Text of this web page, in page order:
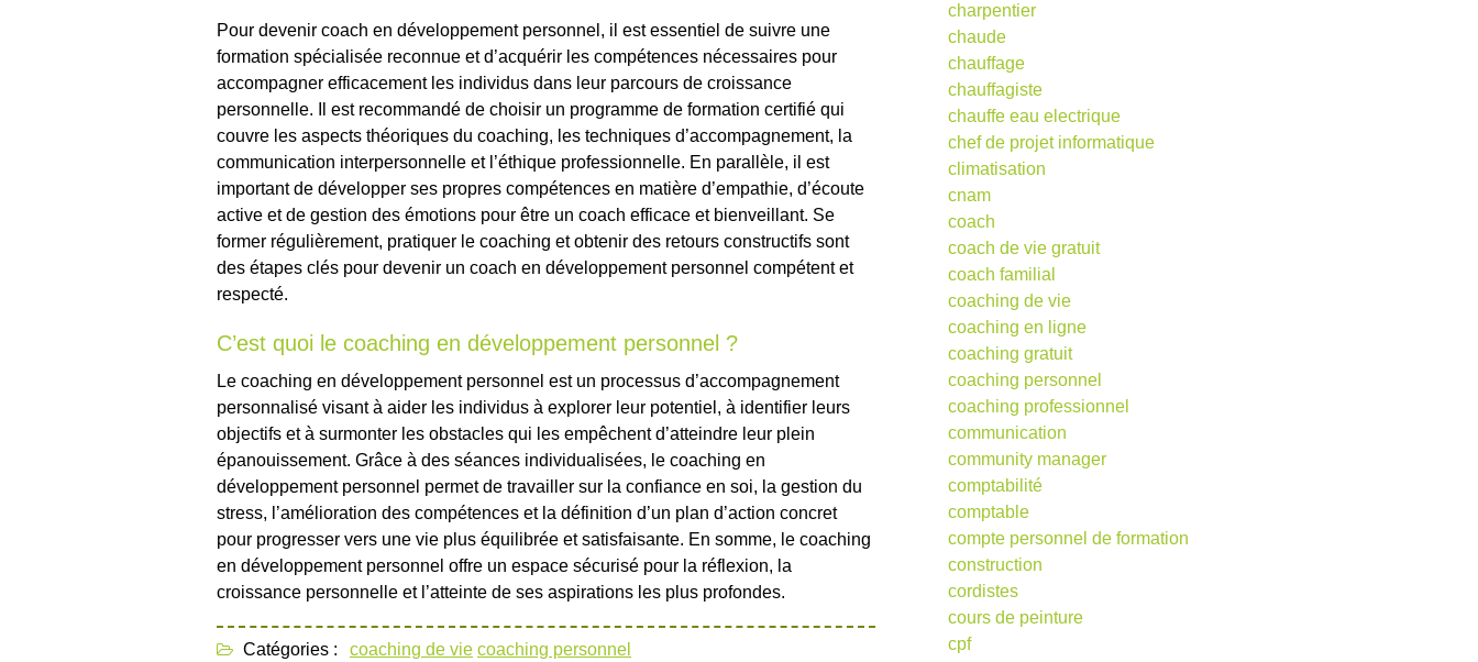
Pour devenir coach en développement personnel, il est essentiel de suivre une
formation spécialisée reconnue et d’acquérir les compétences nécessaires pour
accompagner efficacement les individus dans leur parcours de croissance
personnelle. Il est recommandé de choisir un programme de formation certifié qui
couvre les aspects théoriques du coaching, les techniques d’accompagnement, la
communication interpersonnelle et l’éthique professionnelle. En parallèle, il est
important de développer ses propres compétences en matière d’empathie, d’écoute
active et de gestion des émotions pour être un coach efficace et bienveillant. Se
former régulièrement, pratiquer le coaching et obtenir des retours constructifs sont
des étapes clés pour devenir un coach en développement personnel compétent et
respecté.
C’est quoi le coaching en développement personnel ?
Le coaching en développement personnel est un processus d’accompagnement
personnalisé visant à aider les individus à explorer leur potentiel, à identifier leurs
objectifs et à surmonter les obstacles qui les empêchent d’atteindre leur plein
épanouissement. Grâce à des séances individualisées, le coaching en
développement personnel permet de travailler sur la confiance en soi, la gestion du
stress, l’amélioration des compétences et la définition d’un plan d’action concret
pour progresser vers une vie plus équilibrée et satisfaisante. En somme, le coaching
en développement personnel offre un espace sécurisé pour la réflexion, la
croissance personnelle et l’atteinte de ses aspirations les plus profondes.
Catégories : coaching de vie coaching personnel
charpentier
chaude
chauffage
chauffagiste
chauffe eau electrique
chef de projet informatique
climatisation
cnam
coach
coach de vie gratuit
coach familial
coaching de vie
coaching en ligne
coaching gratuit
coaching personnel
coaching professionnel
communication
community manager
comptabilité
comptable
compte personnel de formation
construction
cordistes
cours de peinture
cpf